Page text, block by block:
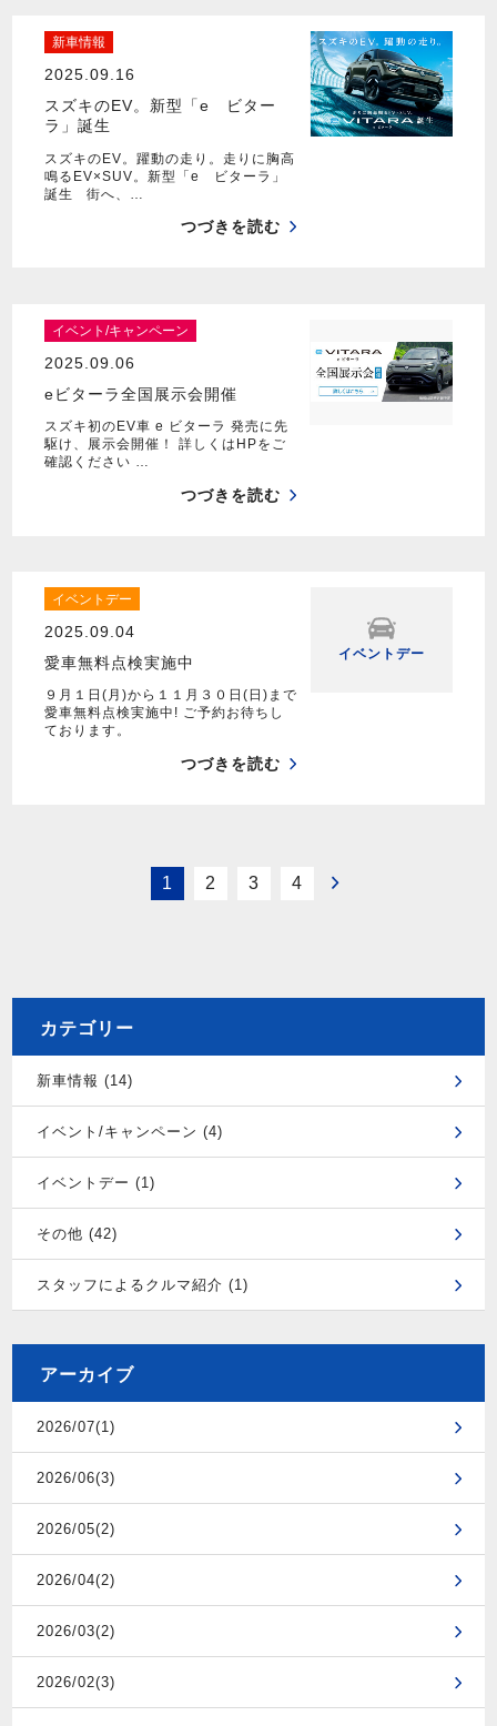
新車情報
2025.09.16
スズキのEV。新型「e ビター
ラ」誕生
スズキのEV。躍動の走り。走りに胸高
鳴るEV×SUV。新型「e ビターラ」
誕生 街へ、…
つづきを読む
イベント/キャンペーン
2025.09.06
eビターラ全国展示会開催
スズキ初のEV車 e ビターラ 発売に先
駆け、展示会開催！ 詳しくはHPをご
確認ください …
つづきを読む
イベントデー
2025.09.04
愛車無料点検実施中
９月１日(月)から１１月３０日(日)まで
愛車無料点検実施中! ご予約お待ちし
ております。
つづきを読む
イベントデー
1 2 3 4
カテゴリー
新車情報 (14)
イベント/キャンペーン (4)
イベントデー (1)
その他 (42)
スタッフによるクルマ紹介 (1)
アーカイブ
2026/07(1)
2026/06(3)
2026/05(2)
2026/04(2)
2026/03(2)
2026/02(3)